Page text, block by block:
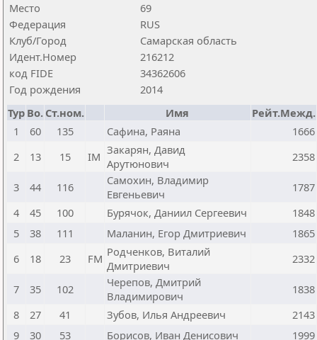
Место
69
Федерация
RUS
Клуб/Город
Самарская область
Идент.Номер
216212
код FIDE
34362606
Год рождения
2014
Тур Bo. Ст.ном. Имя
Рейт.Межд.
1
60 135 Сафина, Раяна
1666
2
13 15 IM Закарян, Давид
Арутюнович
2358
3 44 116
Самохин, Владимир
Евгеньевич
1787
4
45 100 Бурячок, Даниил Сергеевич
1848
5
38 111 Маланин, Егор Дмитриевич
1865
6
18 23 FM Родченков, Виталий
Дмитриевич
2332
7 35 102
Черепов, Дмитрий
Владимирович
1838
8
27 41 Зубов, Илья Андреевич
2143
9
30 53 Борисов, Иван Денисович
1999